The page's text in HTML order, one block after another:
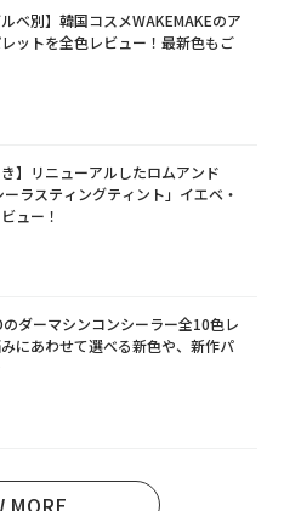
ルベ別】韓国コスメWAKEMAKEのア
ットを全色レビュー！最新色もご
き】リニューアルしたロムアンド
ーラスティングティント」イエベ・
ュー！
のダーマシンコンシーラー全10色レ
にあわせて選べる新色や、新作パ
MORE